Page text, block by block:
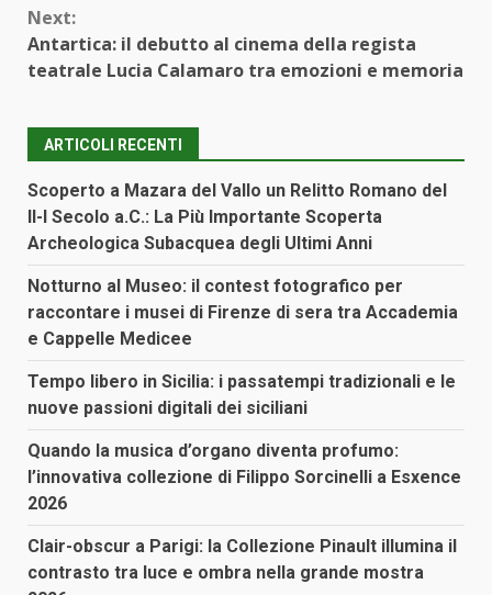
Next:
Antartica: il debutto al cinema della regista
teatrale Lucia Calamaro tra emozioni e memoria
ARTICOLI RECENTI
Scoperto a Mazara del Vallo un Relitto Romano del
II-I Secolo a.C.: La Più Importante Scoperta
Archeologica Subacquea degli Ultimi Anni
Notturno al Museo: il contest fotografico per
raccontare i musei di Firenze di sera tra Accademia
e Cappelle Medicee
Tempo libero in Sicilia: i passatempi tradizionali e le
nuove passioni digitali dei siciliani
Quando la musica d’organo diventa profumo:
l’innovativa collezione di Filippo Sorcinelli a Esxence
2026
Clair-obscur a Parigi: la Collezione Pinault illumina il
contrasto tra luce e ombra nella grande mostra